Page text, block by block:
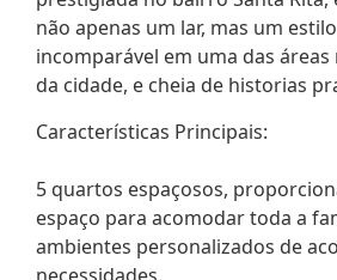
não apenas um lar, mas um
incomparável em uma das áreas
da cidade, e cheia de historias
Características Principais:
5 quartos espaçosos,
espaço para acomodar toda a
ambientes personalizados de